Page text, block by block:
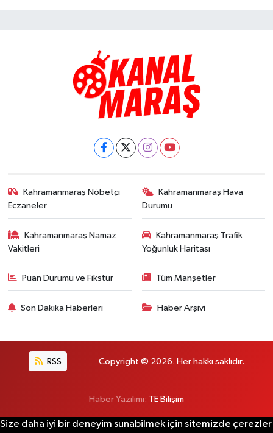
Kahramanmaraş Nöbetçi
Eczaneler
Kahramanmaraş Hava
Durumu
Kahramanmaraş Namaz
Vakitleri
Kahramanmaraş Trafik
Yoğunluk Haritası
Puan Durumu ve Fikstür Tüm Manşetler
Son Dakika Haberleri Haber Arşivi
RSS Copyright © 2026. Her hakkı saklıdır.
Haber Yazılımı: TE Bilişim
Size daha iyi bir deneyim sunabilmek için sitemizde çerezler